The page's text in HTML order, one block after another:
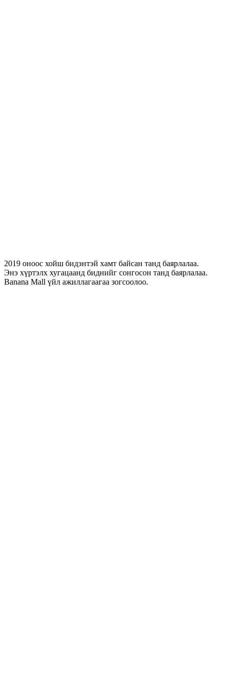
2019 оноос хойш бидэнтэй хамт байсан танд баярлалаа.
Энэ хүртэлх хугацаанд биднийг сонгосон танд баярлалаа.
Banana Mall үйл ажиллагаагаа зогсоолоо.